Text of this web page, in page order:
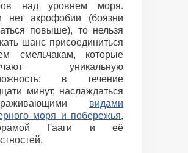
над уровнем моря.
нет акрофобии (боязни
повыше), то нельзя
шанс присоединиться
смельчакам, которые
уникальную
в течение
минут, наслаждаться
видами
моря и побережья,
Гааги и её